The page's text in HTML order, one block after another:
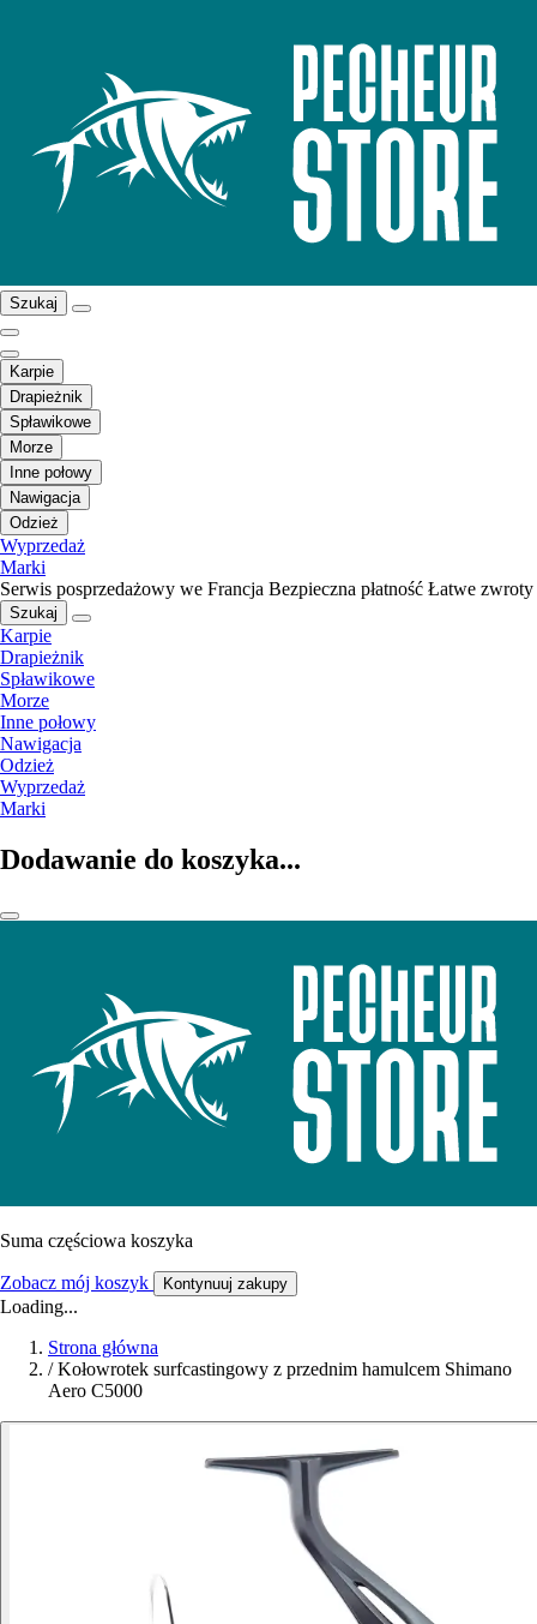
Szukaj
Karpie
Drapieżnik
Spławikowe
Morze
Inne połowy
Nawigacja
Odzież
Wyprzedaż
Marki
Serwis posprzedażowy we Francja Bezpieczna płatność Łatwe zwroty
Szukaj
Karpie
Drapieżnik
Spławikowe
Morze
Inne połowy
Nawigacja
Odzież
Wyprzedaż
Marki
Dodawanie do koszyka...
Suma częściowa koszyka
Zobacz mój koszyk Kontynuuj zakupy
Loading...
Strona główna
/ Kołowrotek surfcastingowy z przednim hamulcem Shimano
Aero C5000